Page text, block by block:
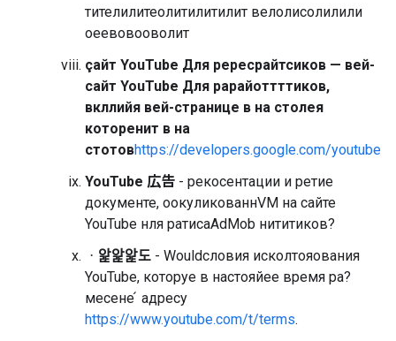
тителилитеолитилитилит велолисолилили
оеевовооволит
çайт YouTube Для рересрайтсиков — вей-
сайт YouTube Для рарайоттттиков,
вкллийя вей-странице в на столея
которенит в на
стотовhttps://developers.google.com/youtube
YouTube 広告 - рекосентации и ретие
документе, оокуликованнVM на сайте
YouTube нля ратисаAdMob нититиков?
ᆞ앑앑앑도 - Wouldсловия исколтояования
YouTube, которуе в настояйее время ра?
месене ́ адресу
https://www.youtube.com/t/terms.